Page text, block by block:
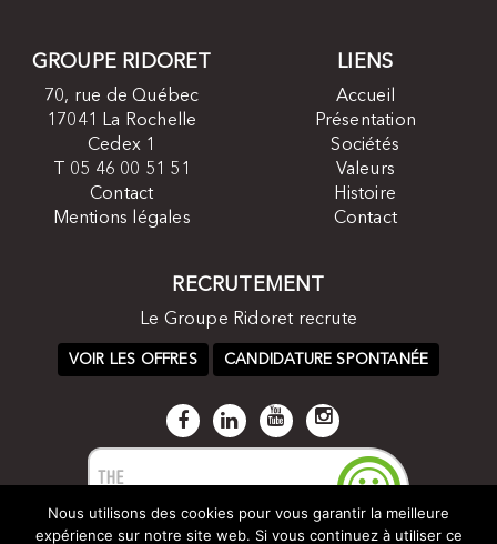
GROUPE RIDORET
70, rue de Québec
17041 La Rochelle
Cedex 1
T 05 46 00 51 51
Contact
Mentions légales
LIENS
Accueil
Présentation
Sociétés
Valeurs
Histoire
Contact
RECRUTEMENT
Le Groupe Ridoret recrute
VOIR LES OFFRES CANDIDATURE SPONTANÉE
Nous utilisons des cookies pour vous garantir la meilleure
expérience sur notre site web. Si vous continuez à utiliser ce